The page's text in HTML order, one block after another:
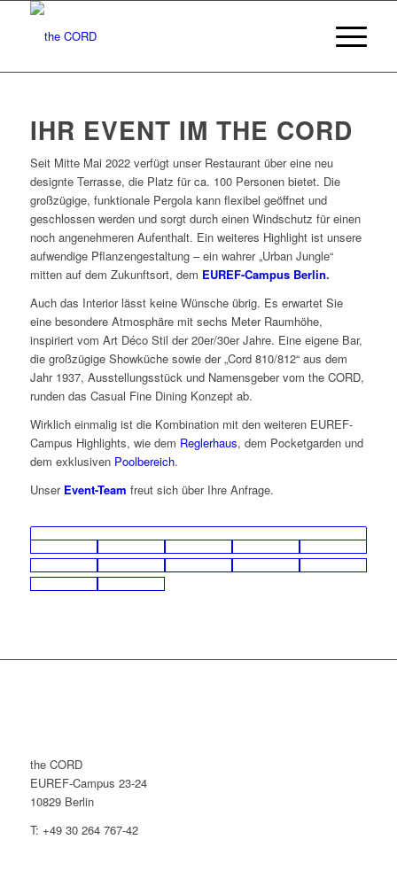
IHR EVENT IM THE CORD
Seit Mitte Mai 2022 verfügt unser Restaurant über eine neu
designte Terrasse, die Platz für ca. 100 Personen bietet. Die
großzügige, funktionale Pergola kann flexibel geöffnet und
geschlossen werden und sorgt durch einen Windschutz für einen
noch angenehmeren Aufenthalt. Ein weiteres Highlight ist unsere
aufwendige Pflanzengestaltung – ein wahrer „Urban Jungle“
mitten auf dem Zukunftsort, dem EUREF-Campus Berlin.
Auch das Interior lässt keine Wünsche übrig. Es erwartet Sie
eine besondere Atmosphäre mit sechs Meter Raumhöhe,
inspiriert vom Art Déco Stil der 20er/30er Jahre. Eine eigene Bar,
die großzügige Showküche sowie der „Cord 810/812“ aus dem
Jahr 1937, Ausstellungsstück und Namensgeber vom the CORD,
runden das Casual Fine Dining Konzept ab.
Wirklich einmalig ist die Kombination mit den weiteren EUREF-
Campus Highlights, wie dem Reglerhaus, dem Pocketgarden und
dem exklusiven Poolbereich.
Unser Event-Team freut sich über Ihre Anfrage.
the CORD
EUREF-Campus 23-24
10829 Berlin
T: +49 30 264 767-42